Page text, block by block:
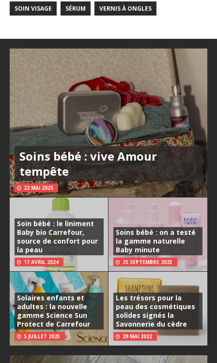
SOIN VISAGE SÉRUM VERNIS À ONGLES
Soins bébé : vive Amour
tempête
22 MAI 2025
Soin bébé : le liniment
Baby bio Carrefour,
source de confort pour
la peau
17 AVRIL 2024
Soins bébé : on a testé
la gamme naturelle
Baby minute
25 SEPTEMBRE 2023
Solaires enfants et
adultes : la nouvelle
gamme Science Sun
Protect de Carrefour
5 JUILLET 2023
Les trésors pour la
peau des cosmétiques
solides signés la
Savonnerie du cèdre
29 MAI 2022